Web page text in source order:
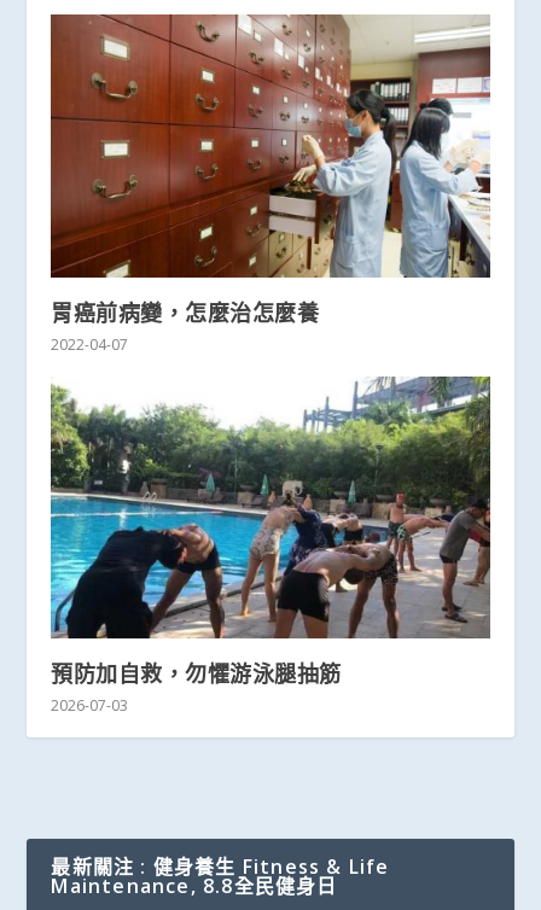
胃癌前病變，怎麼治怎麼養
2022-04-07
預防加自救，勿懼游泳腿抽筋
2026-07-03
最新關注 : 健身養生 Fitness & Life
Maintenance, 8.8全民健身日